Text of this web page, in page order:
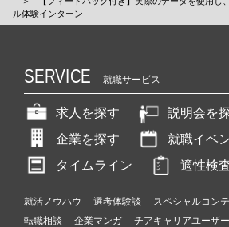
ル体験インターン
SERVICE 就職サービス
求人を探す
説明会を
企業を探す
就職イベ
タイムライン
適性検
就活ノウハウ 選考体験談 スペシャルコン
転職相談
企業マンガ チアキャリアユーザ